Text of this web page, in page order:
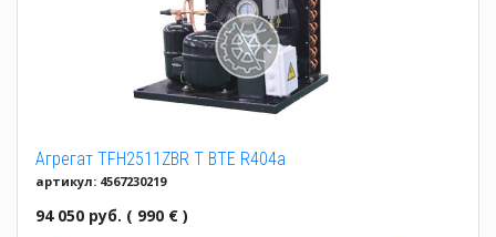
Агрегат TFH2511ZBR T BTE R404a
артикул: 4567230219
94 050 руб. ( 990 € )